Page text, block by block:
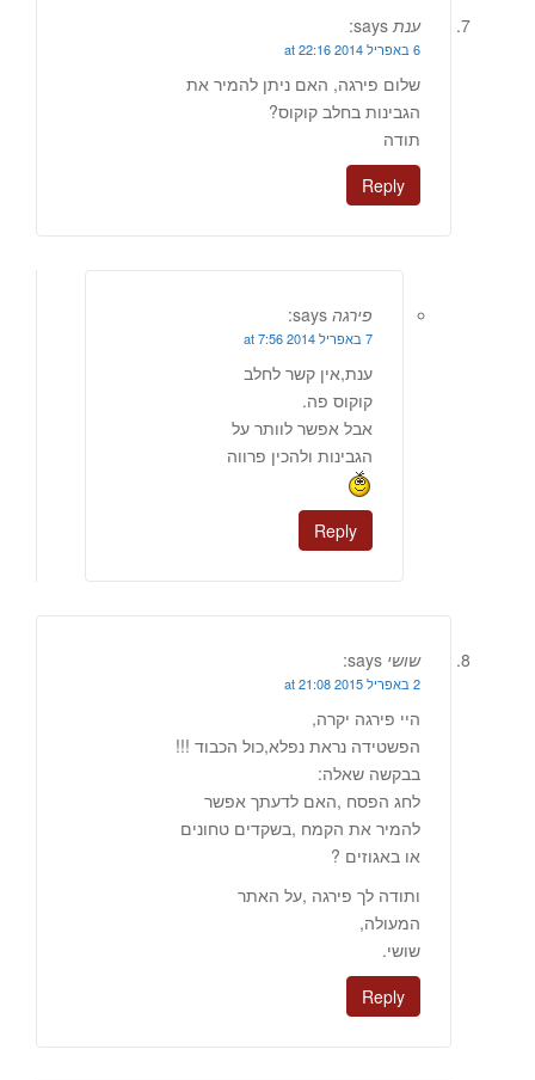
ענת says:
6 באפריל 2014 at 22:16
שלום פירגה, האם ניתן להמיר את
הגבינות בחלב קוקוס?
תודה
Reply
פירגה says:
7 באפריל 2014 at 7:56
ענת,אין קשר לחלב
קוקוס פה.
אבל אפשר לוותר על
הגבינות ולהכין פרווה
Reply
שושי says:
2 באפריל 2015 at 21:08
היי פירגה יקרה,
הפשטידה נראת נפלא,כול הכבוד !!!
בבקשה שאלה:
לחג הפסח ,האם לדעתך אפשר
להמיר את הקמח ,בשקדים טחונים
או באגוזים ?
ותודה לך פירגה ,על האתר
המעולה,
שושי.
Reply